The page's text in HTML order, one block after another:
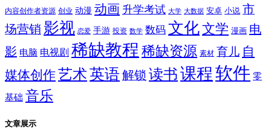
内容创作者资源 创业 动漫 动画 升学考试 大学 大数据 安卓 小说 市
场营销 影视 恋爱 手游 投资 数学 数码 文化文学 漫画 电
影 电脑 电视剧 稀缺教程 稀缺资源 素材 育儿 自
媒体创作艺术英语 解锁 读书课程 软件 零
基础 音乐
文章展示